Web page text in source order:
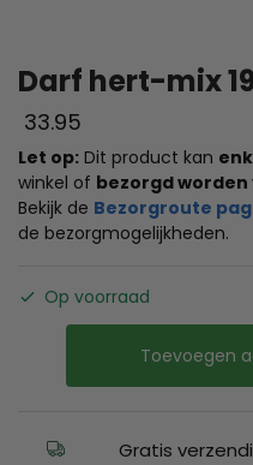
Darf hert-mix
33.95
Let op: Dit product kan
winkel of bezorgd
Bekijk de Bezorgroute
de bezorgmogelijkheden.
Op voorraad
Toevoegen
Gratis